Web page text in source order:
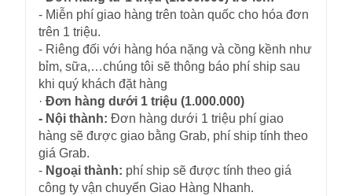
- Miễn phí giao hàng trên toàn quốc cho hóa đơn
trên 1 triệu.
- Riêng đối với hàng hóa nặng và cồng kềnh như
bỉm, sữa,…chúng tôi sẽ thông báo phí ship sau
khi quý khách đặt hàng
· Đơn hàng dưới 1 triệu (1.000.000)
- Nội thành: Đơn hàng dưới 1 triệu phí giao
hàng sẽ được giao bằng Grab, phí ship tính theo
giá Grab.
- Ngoại thành: phí ship sẽ được tính theo giá
công ty vận chuyển Giao Hàng Nhanh.